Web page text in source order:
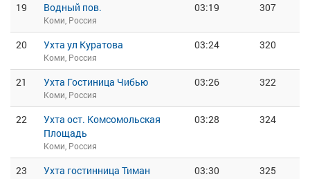
19 Водный пов.
Коми, Россия
03:19 307
20 Ухта ул Куратова
Коми, Россия
03:24 320
21 Ухта Гостиница Чибью
Коми, Россия
03:26 322
22
Ухта ост. Комсомольская
Площадь
Коми, Россия
03:28 324
23 Ухта гостинница Тиман 03:30 325